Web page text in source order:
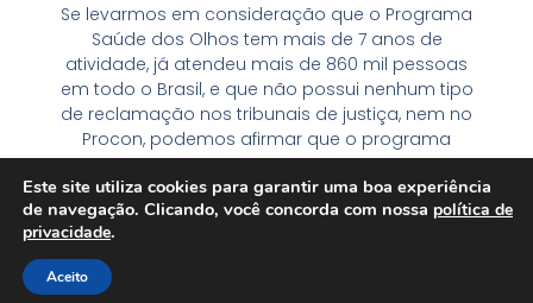
Se levarmos em consideração que o Programa
Saúde dos Olhos tem mais de 7 anos de
atividade, já atendeu mais de 860 mil pessoas
em todo o Brasil, e que não possui nenhum tipo
de reclamação nos tribunais de justiça, nem no
Procon, podemos afirmar que o programa
Saúde dos Olhos é o mais confiável do Brasil,
ultrapassando inclusive as maiores instituições
privadas do país.
Este site utiliza cookies para garantir uma boa experiência
de navegação. Clicando, você concorda com nossa política de
privacidade.
Aceito